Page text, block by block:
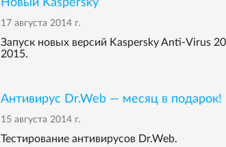
17 августа 2014 г.
Запуск новых версий Kaspersky Anti-Virus
2015.
Антивирус Dr.Web — месяц в подарок!
15 августа 2014 г.
Тестирование антивирусов Dr.Web.